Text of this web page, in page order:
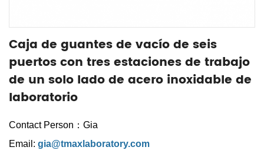
Caja de guantes de vacío de seis
puertos con tres estaciones de trabajo
de un solo lado de acero inoxidable de
laboratorio
Contact Person：Gia
Email: gia@tmaxlaboratory.com